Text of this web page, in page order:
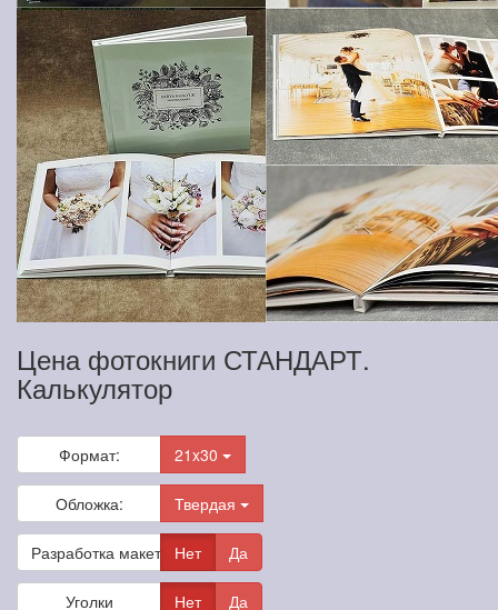
Цена фотокниги СТАНДАРТ.
Калькулятор
Формат: 21x30
Обложка: Твердая
Разработка макета Нет Да
Уголки Нет Да